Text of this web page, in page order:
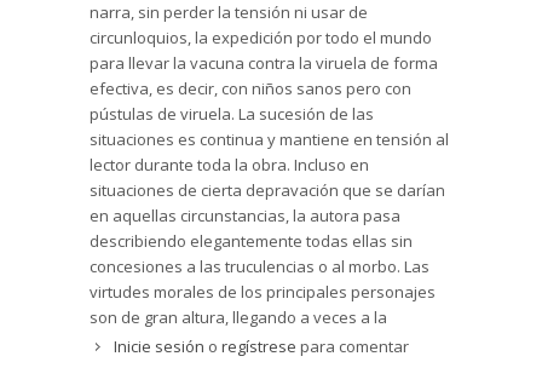
narra, sin perder la tensión ni usar de
circunloquios, la expedición por todo el mundo
para llevar la vacuna contra la viruela de forma
efectiva, es decir, con niños sanos pero con
pústulas de viruela. La sucesión de las
situaciones es continua y mantiene en tensión al
lector durante toda la obra. Incluso en
situaciones de cierta depravación que se darían
en aquellas circunstancias, la autora pasa
describiendo elegantemente todas ellas sin
concesiones a las truculencias o al morbo. Las
virtudes morales de los principales personajes
son de gran altura, llegando a veces a la
heroicidad por llevar adelante la expedición por
Inicie sesión o regístrese para comentar